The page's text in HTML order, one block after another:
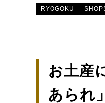
RYOGOKU
お土産
あられ」